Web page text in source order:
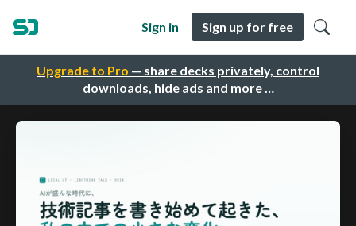
Upgrade to Pro — share decks privately, control
downloads, hide ads and more …
Sign in Sign up for free